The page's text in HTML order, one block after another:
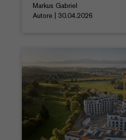
Markus Gabriel
Autore | 30.04.2026